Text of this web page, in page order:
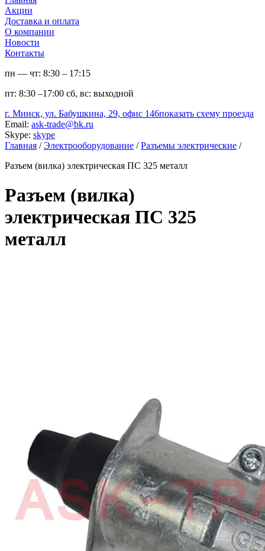
Акции
Доставка и оплата
О компании
Новости
Контакты
пн — чт: 8:30 – 17:15
пт: 8:30 –17:00 сб, вс: выходной
г. Минск, ул. Бабушкина, 29, офис 146показать схему проезда
Email: ask-trade@bk.ru
Skype: skype
Главная / Электрооборудование / Разъемы электрические /
Разъем (вилка) электрическая ПС 325 металл
Разъем (вилка)
электрическая ПС 325
металл